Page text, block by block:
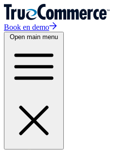
Book en demo
Open main menu